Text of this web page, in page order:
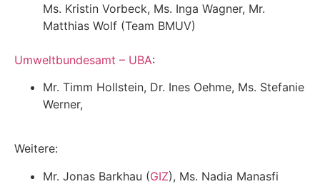
Ms. Kristin Vorbeck, Ms. Inga Wagner, Mr.
Matthias Wolf (Team BMUV)
Umweltbundesamt – UBA:
Mr. Timm Hollstein, Dr. Ines Oehme, Ms. Stefanie
Werner,
Weitere:
Mr. Jonas Barkhau (GIZ), Ms. Nadia Manasfi